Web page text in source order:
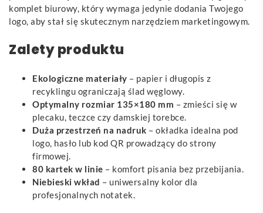
komplet biurowy, który wymaga jedynie dodania Twojego
logo, aby stał się skutecznym narzędziem marketingowym.
Zalety produktu
Ekologiczne materiały – papier i długopis z
recyklingu ograniczają ślad węglowy.
Optymalny rozmiar 135×180 mm – zmieści się w
plecaku, teczce czy damskiej torebce.
Duża przestrzeń na nadruk – okładka idealna pod
logo, hasło lub kod QR prowadzący do strony
firmowej.
80 kartek w linie – komfort pisania bez przebijania.
Niebieski wkład – uniwersalny kolor dla
profesjonalnych notatek.